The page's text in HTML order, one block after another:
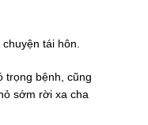
tái hôn.
trọng bệnh, cũng
sớm rời xa cha